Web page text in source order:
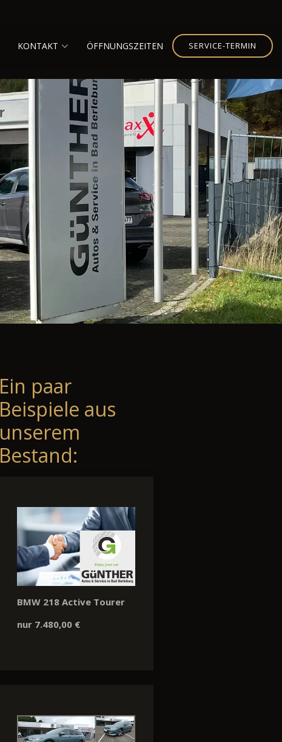
KONTAKT ÖFFNUNGSZEITEN SERVICE-TERMIN
Ein paar
Beispiele aus
unserem
Bestand:
BMW 218 Active Tourer
nur 7.480,00 €